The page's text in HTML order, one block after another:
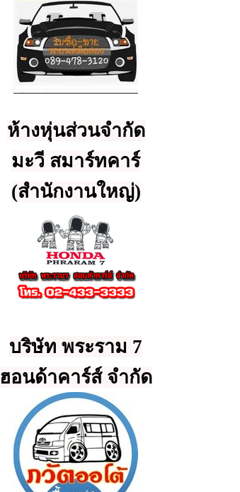
ห้างหุ่นส่วนจำกัด
มะวี สมาร์ทคาร์
(สำนักงานใหญ่)
บริษัท พระราม 7
ฮอนด้าคาร์ส์ จำกัด